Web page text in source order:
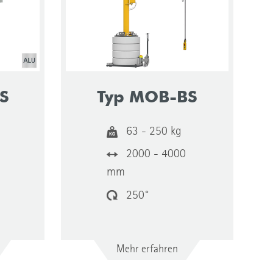
Typ MOB-BS
63 - 250 kg
2000 - 4000
mm
250°
Mehr erfahren